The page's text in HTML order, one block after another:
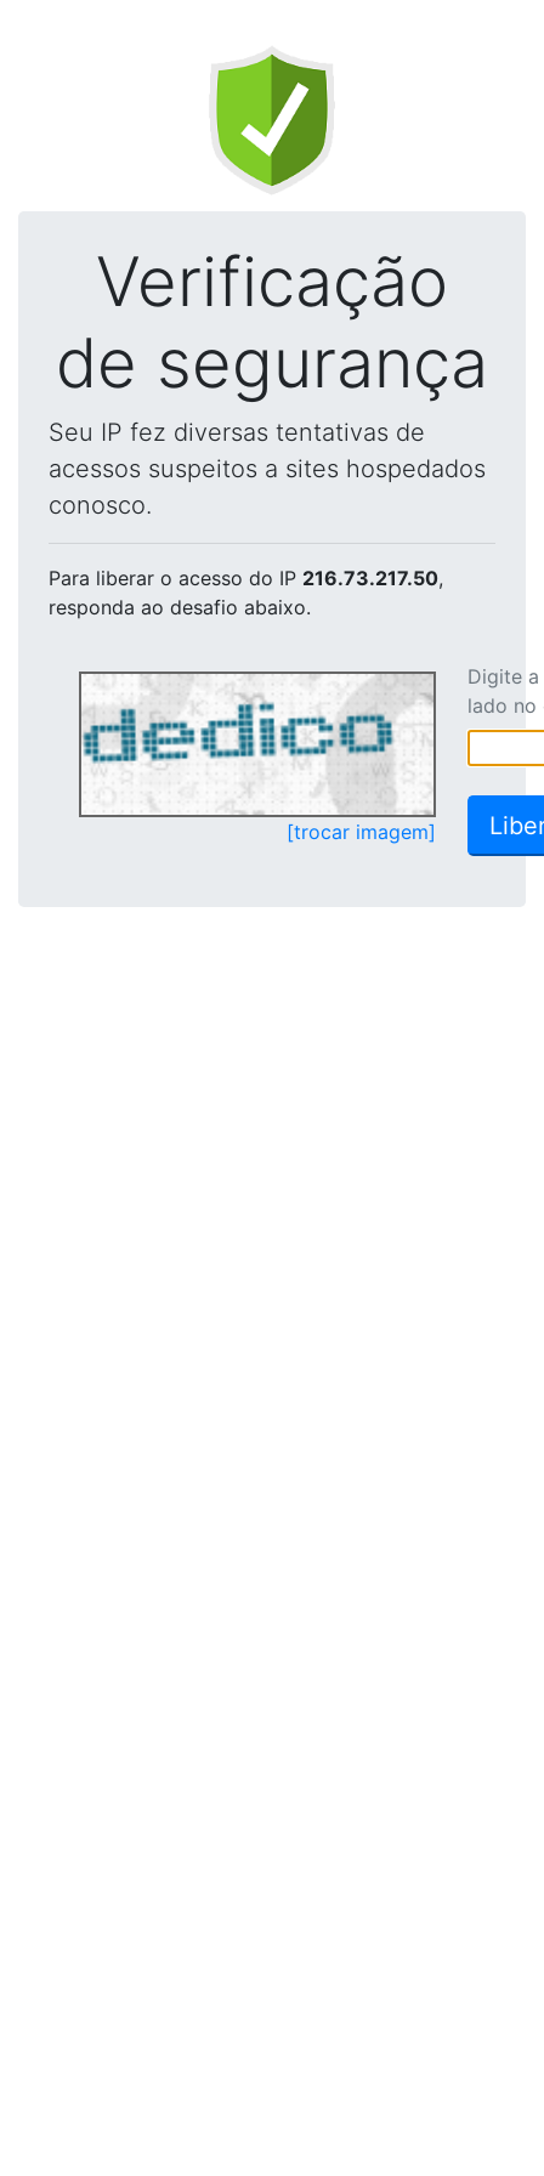
Verificação
de segurança
Seu IP fez diversas tentativas de
acessos suspeitos a sites hospedados
conosco.
Para liberar o acesso do IP 216.73.217.50,
responda ao desafio abaixo.
[trocar imagem]
Digite
lado no